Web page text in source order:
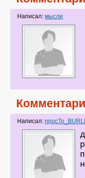
Написал:мысли
Написал: